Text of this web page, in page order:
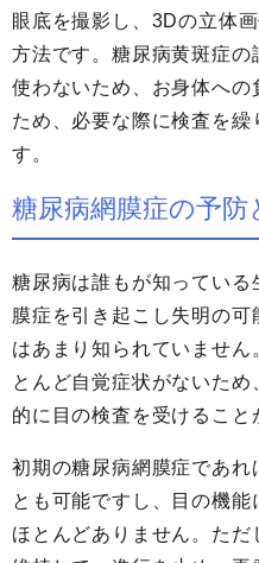
眼底を撮影し、3Dの立体
方法です。糖尿病黄斑症
使わないため、お身体への
ため、必要な際に検査を
す。
糖尿病網膜症の予
糖尿病は誰もが知っている
膜症を引き起こし失明の可
はあまり知られていませ
とんど自覚症状がないた
的に目の検査を受けること
初期の糖尿病網膜症であれ
とも可能ですし、目の機
ほとんどありません。た